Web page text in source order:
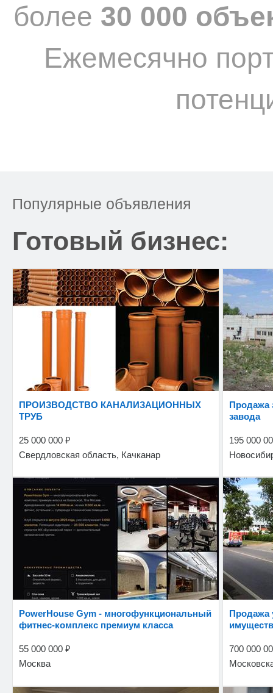
более 30 000
Ежемесячно
Популярные объявления
Готовый бизнес:
ПРОИЗВОДСТВО КАНАЛИЗАЦИОННЫХ
ТРУБ
25 000 000 ₽
Свердловская область, Качканар
Продажа здания машиностроительного
завода
195 000
PowerHouse Gym - многофункциональный
фитнес-комплекс премиум класса
55 000 000 ₽
Москва
Продажа уникального производственно-
700 000